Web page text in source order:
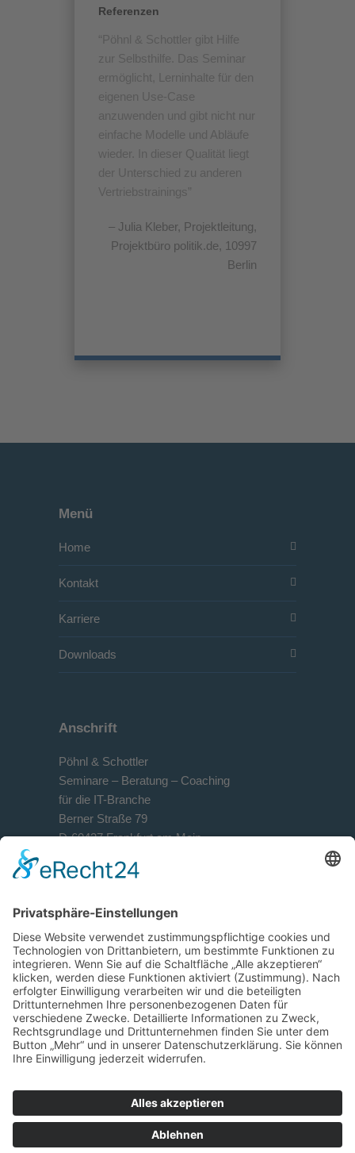
Referenzen
Pöhnl & Schottler gibt Hilfe
zur Selbsthilfe. Das Seminar
ermöglicht, Lerninhalte für den
eigenen Use-Case
anzuwenden und gibt nicht nur
einfache Modelle und Abläufe
wieder. In dieser Qualität liegt
der Unterschied zu anderen
Vertriebstrainings
Julia Kleber Projektleitung
Projektbüro politik.de, 10997
Berlin
Menü
Home
Kontakt
Karriere
Downloads
Anschrift
Pöhnl & Schottler
Seminare – Beratung – Coaching
für die IT-Branche
Berner Straße 79
D-60437 Frankfurt am Main
+49 69 90 50 944-0
+49 69 90 50 944-29
info@ps-sales-training.de
ps-sales-training.de
© 2025 Pöhnl & Schottler | Alle Rechte